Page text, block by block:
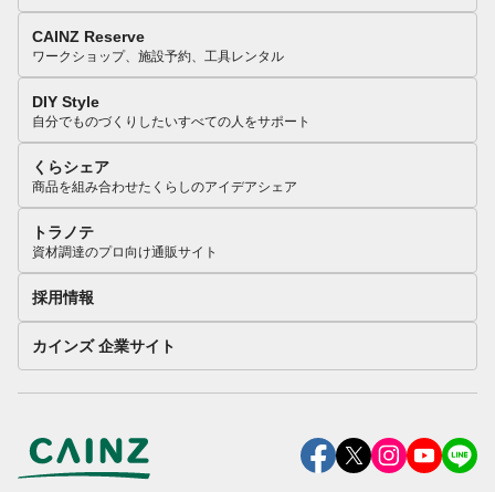
CAINZ Reserve
ワークショップ、施設予約、工具レンタル
DIY Style
自分でものづくりしたいすべての人をサポート
くらシェア
商品を組み合わせたくらしのアイデアシェア
トラノテ
資材調達のプロ向け通販サイト
採用情報
カインズ 企業サイト